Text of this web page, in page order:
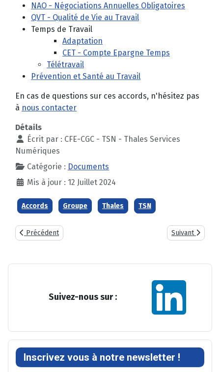
NAO - Négociations Annuelles Obligatoires
QVT - Qualité de Vie au Travail
Temps de Travail
Adaptation
CET - Compte Epargne Temps
Télétravail
Prévention et Santé au Travail
En cas de questions sur ces accords, n'hésitez pas
à nous contacter
Détails
Écrit par : CFE-CGC - TSN - Thales Services
Numériques
Catégorie : Documents
Mis à jour : 12 Juillet 2024
Accords Groupe Thales TSN
Article précédent : Notices HUMANIS 2022 : Les prestations
Précédent Article suivant :
Suivant
Suivez-nous sur :
Inscrivez vous à notre newsletter !